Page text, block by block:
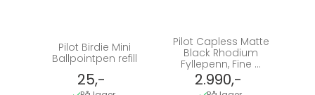
Pilot Birdie Mini
Ballpointpen refill
25,-
Pilot Capless Matte
Black Rhodium
Fyllepenn, Fine ...
2.990,-